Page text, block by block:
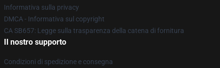
Informativa sulla privacy
DMCA - Informativa sul copyright
CA SB657: Legge sulla trasparenza della catena di fornitura
Il nostro supporto
Condizioni di spedizione e consegna